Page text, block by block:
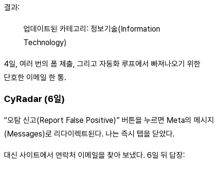
결과:
업데이트된 카테고리: 정보기술(Information
Technology)
4일, 여러 번의 폼 제출, 그리고 자동화 루프에서 빠져나오기 위한
단호한 이메일 한 통.
CyRadar (6일)
“오탐 신고(Report False Positive)” 버튼을 누르면 Meta의 메시지
(Messages)로 리다이렉트된다. 나는 즉시 탭을 닫았다.
대신 사이트에서 연락처 이메일을 찾아 보냈다. 6일 뒤 답장: